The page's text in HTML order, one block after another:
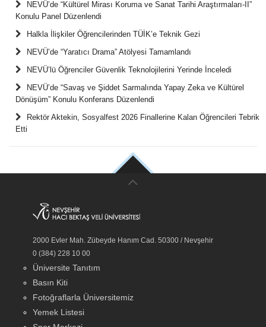
NEVÜ’de “Kültürel Mirası Koruma ve Sanat Tarihi Araştırmaları-II”
Konulu Panel Düzenlendi
Halkla İlişkiler Öğrencilerinden TÜİK’e Teknik Gezi
NEVÜ’de “Yaratıcı Drama” Atölyesi Tamamlandı
NEVÜ’lü Öğrenciler Güvenlik Teknolojilerini Yerinde İnceledi
NEVÜ’de “Savaş ve Şiddet Sarmalında Yapay Zeka ve Kültürel
Dönüşüm” Konulu Konferans Düzenlendi
Rektör Aktekin, Sosyalfest 2026 Finallerine Kalan Öğrencileri Tebrik
Etti
2000 Evler Mah. Zübeyde Hanım Cad. 50300 / Nevşehir
0 (384) 228 10 00
Üniversite Tanıtım
Basın Kiti
Fotoğraflarla Üniversitemiz
Yemek Listesi